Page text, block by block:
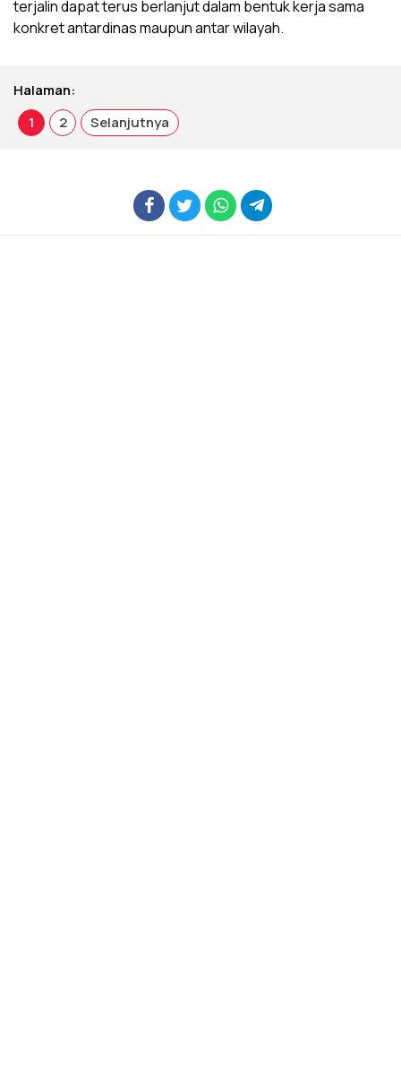
terjalin dapat terus berlanjut dalam bentuk kerja sama
konkret antardinas maupun antar wilayah.
Halaman:
1
2 Selanjutnya